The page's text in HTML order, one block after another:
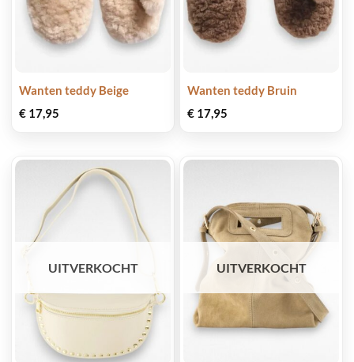
Wanten teddy Beige
€ 17,95
Wanten teddy Bruin
€ 17,95
UITVERKOCHT UITVERKOCHT